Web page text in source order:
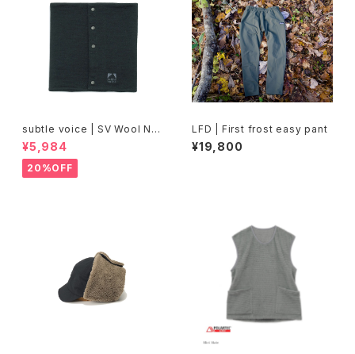
subtle voice | SV Wool Ne
ck Wrap Short
¥5,984
20%OFF
LFD | First frost easy pant
¥19,800